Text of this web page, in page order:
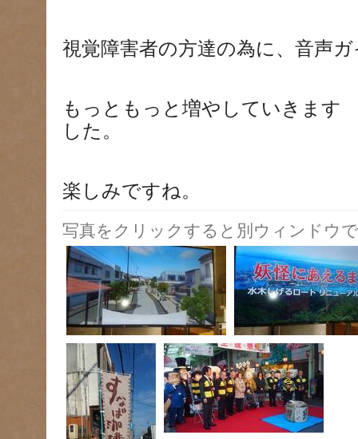
視覚障害者の方達の為に、音声
もっともっと増やしていきま
した。
楽しみですね。
写真をクリックすると別ウィンドウ